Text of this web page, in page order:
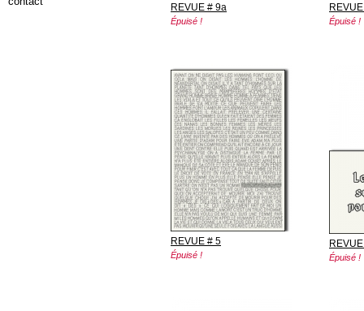
REVUE # 9a
Épuisé ! Épuisé !
REVUE # 5
Épuisé ! Épuisé !